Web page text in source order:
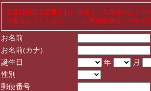
お客様情報を変更された場合は、入力されたメ
注意をしてください。 お客様情報は、メール
お名前
お名前(カナ)
誕生日
年
月
性別
郵便番号